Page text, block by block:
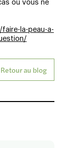
où vous ne
la-peau-a-
Retour au blog